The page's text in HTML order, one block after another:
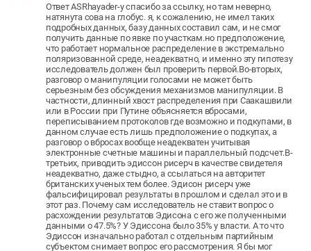
Ответ ASRhayader-у спасибо за ссылку, но там неверно,
натянута сова на глобус. я, к сожалению, не имел таких
подробных данных, базу данных составил сам, и не смог
получить данные по явке по участкам. но предположение,
что работает нормальное распределение в экстремально
поляризованной среде, неадекватно, и именно эту гипотезу
исследователь должен был проверить первой. Во-вторых,
разговор о манипуляции голосами не может быть
серьезным без обсуждения механизмов манипуляции. В
частности, длинный хвост распределения при Саакашвили
или в России при Путине объясняется вбросами,
переписыванием протоколов где возможно и подкупами, в
данном случае есть лишь предположение о подкупах, а
разговор о вбросах вообще неадекватен учитывая
электронные счетные машины и параллельный подсчет. В-
третьих, приводить эдиссон рисерч в качестве свидетеля
неадекватно, даже стыдно, а ссылаться на авторитет
британских ученых тем более. Эдисон рисерч уже
фальсифицировал результаты в прошлом и сделал это и в
этот раз. Почему сам исследователь не ставит вопрос о
расхождении результатов Эдисона с его же полученными
данными о 47.5%? У Эдиссона было 35% у власти. А то что
Эдиссон изначально работал с отдельным партийным
субъектом снимает вопрос его рассмотрения. Я бы мог